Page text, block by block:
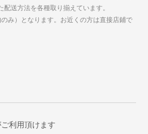
送方法を各種取り揃えています。
み）となります。お近くの方は直接店鋪で
利用頂けます